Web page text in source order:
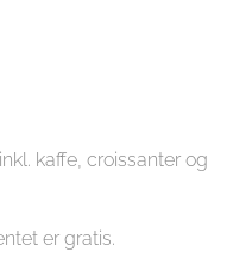
kaffe, croissanter og
er gratis.